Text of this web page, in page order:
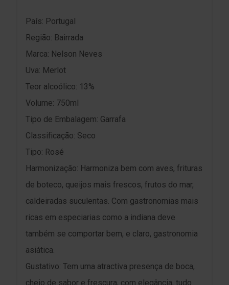
País: Portugal
Região: Bairrada
Marca: Nelson Neves
Uva: Merlot
Teor alcoólico: 13%
Volume: 750ml
Tipo de Embalagem: Garrafa
Classificação: Seco
Tipo: Rosé
Harmonização: Harmoniza bem com aves, frituras
de boteco, queijos mais frescos, frutos do mar,
caldeiradas suculentas. Com gastronomias mais
ricas em especiarias como a indiana deve
também se comportar bem, e claro, gastronomia
asiática.
Gustativo: Tem uma atractiva presença de boca,
cheio de sabor e frescura, com elegância, tudo